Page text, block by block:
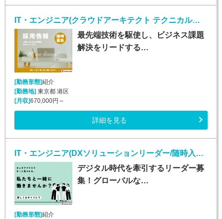
IT・エンジニア(クラウドアーキテクト テクニカルスペシャリスト/正社員)
最先端技術を駆使し、ビジネス課題
解決をリードする…
[勤務形態]紹介
[勤務地]東京都 港区
[月収]670,000円～
詳細を見る
IT・エンジニア(DXソリューションリーダー/随時入社/正社員)
デジタル時代を牽引するリーダー募
集！グローバルな…
[勤務形態]紹介